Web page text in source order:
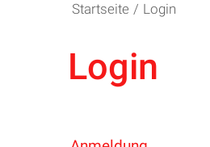
Startseite / Login
Login